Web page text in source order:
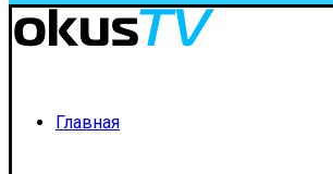
Мой аккаунт
Главная